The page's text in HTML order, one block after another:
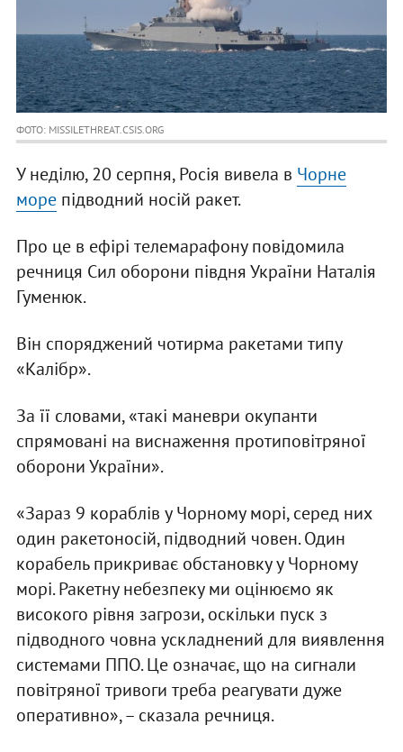
ФОТО: MISSILETHREAT.CSIS.ORG
У неділю, 20 серпня, Росія вивела в Чорне
морепідводний носій ракет.
Про це в ефірі телемарафону повідомила
речниця Сил оборони півдня України Наталія
Гуменюк.
Він споряджений чотирма ракетами типу
«Калібр».
За її словами, «такі маневри окупанти
спрямовані на виснаження протиповітряної
оборони України».
«Зараз 9 кораблів у Чорному морі, серед них
один ракетоносій, підводний човен. Один
корабель прикриває обстановку у Чорному
морі. Ракетну небезпеку ми оцінюємо як
високого рівня загрози, оскільки пуск з
підводного човна ускладнений для виявлення
системами ППО. Це означає, що на сигнали
повітряної тривоги треба реагувати дуже
оперативно», – сказала речниця.